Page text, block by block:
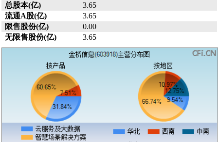
总股本(亿)
3.65
流通A股(亿)
3.65
限售股份(亿)
0.00
无限售股份(亿)
3.65